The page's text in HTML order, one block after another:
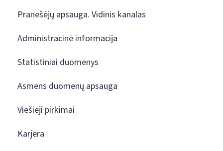
Pranešėjų apsauga. Vidinis kanalas
Administracinė informacija
Statistiniai duomenys
Asmens duomenų apsauga
Viešieji pirkimai
Karjera